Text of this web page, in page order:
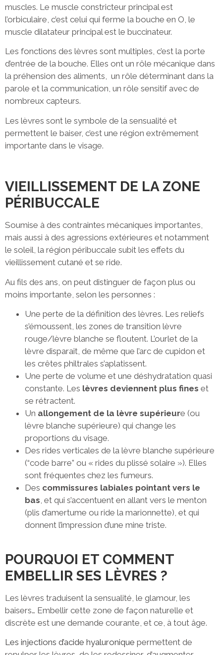
muscles. Le muscle constricteur principal est
l’orbiculaire, c’est celui qui ferme la bouche en O, le
muscle dilatateur principal est le buccinateur.
Les fonctions des lèvres sont multiples, c’est la porte
d’entrée de la bouche. Elles ont un rôle mécanique dans
la préhension des aliments, un rôle déterminant dans la
parole et la communication, un rôle sensitif avec de
nombreux capteurs.
Les lèvres sont le symbole de la sensualité et
permettent le baiser, c’est une région extrêmement
importante dans le visage.
VIEILLISSEMENT DE LA ZONE
PÉRIBUCCALE
Soumise à des contraintes mécaniques importantes,
mais aussi à des agressions extérieures et notamment
le soleil, la région péribuccale subit les effets du
vieillissement cutané et se ride.
Au fils des ans, on peut distinguer de façon plus ou
moins importante, selon les personnes :
Une perte de la définition des lèvres. Les reliefs
s’émoussent, les zones de transition lèvre
rouge/lèvre blanche se floutent. L’ourlet de la
lèvre disparait, de même que l’arc de cupidon et
les crêtes philtrales s’aplatissent.
Une perte de volume et une déshydratation quasi
constante. Les lèvres deviennent plus fines et
se rétractent.
Un allongement de la lèvre supérieure (ou
lèvre blanche supérieure) qui change les
proportions du visage.
Des rides verticales de la lèvre blanche supérieure
(“code barre” ou « rides du plissé solaire »). Elles
sont fréquentes chez les fumeurs.
Des commissures labiales pointant vers le
bas, et qui s’accentuent en allant vers le menton
(plis d’amertume ou ride la marionnette), et qui
donnent l’impression d’une mine triste.
POURQUOI ET COMMENT
EMBELLIR SES LÈVRES ?
Les lèvres traduisent la sensualité, le glamour, les
baisers… Embellir cette zone de façon naturelle et
discrète est une demande courante, et ce, à tout âge.
Les injections d’acide hyaluronique permettent de